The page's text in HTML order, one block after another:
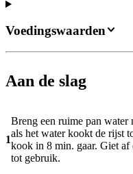
Aan de slag
1
Breng een ruime pan water
als het water kookt de rijst
kook in 8 min. gaar. Giet af
tot gebruik.
Voedingswaarden